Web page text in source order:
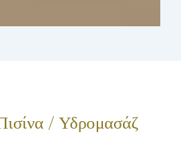
/ Υδρομασάζ